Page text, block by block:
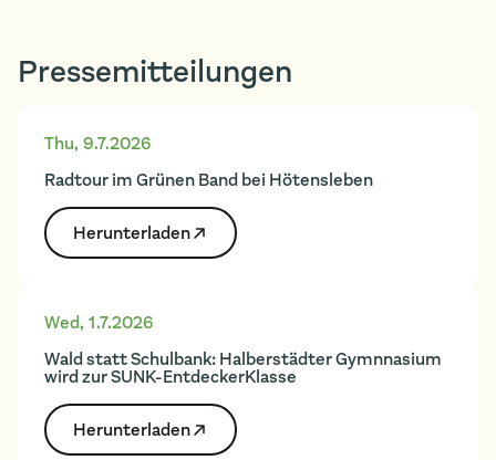
Pressemitteilungen
Thu, 9.7.2026
Radtour im Grünen Band bei Hötensleben
Herunter­laden
Wed, 1.7.2026
Wald statt Schulbank: Halberstädter Gymnnasium
wird zur SUNK-EntdeckerKlasse
Herunter­laden